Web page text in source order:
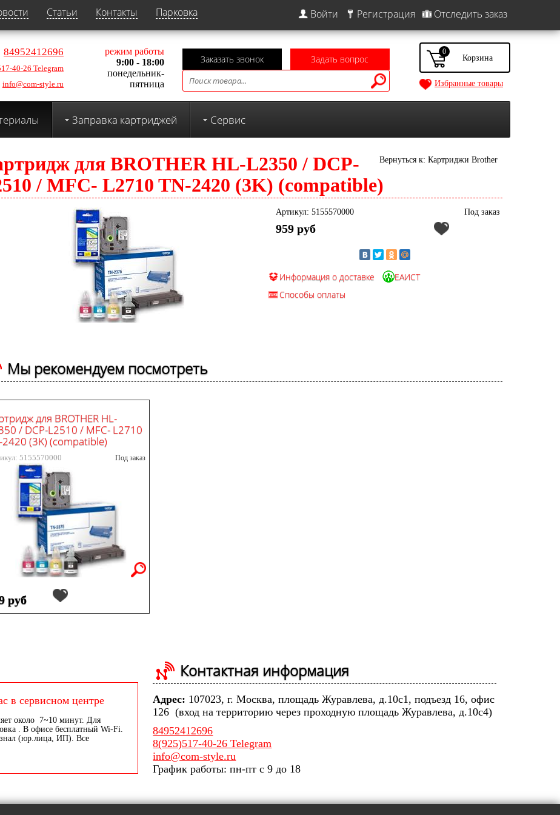
Статьи Контакты Парковка Войти Регистрация Отследить заказ
84952412696
40-26 Telegram
info@com-style.ru
режим работы
9:00 - 18:00
понедельник-
пятница
Заказать звонок Задать вопрос
0
Избранные товары
Заправка картриджей Сервис
Вернуться к: Картриджи Brother
для BROTHER HL-L2350 / DCP-
/ MFC- L2710 TN-2420 (3K) (compatible)
Артикул: 5155570000 Под заказ
959 руб
Информация о доставке
ЕАИСТ
Способы оплаты
Мы рекомендуем посмотреть
для BROTHER HL-
/ DCP-L2510 / MFC- L2710
2420 (3K) (compatible)
5155570000 Под заказ
руб
в сервисном центре
около 7~10 минут. Для
. В офисе бесплатный Wi-Fi.
(юр.лица, ИП). Все
Контактная информация
Адрес: 107023, г. Москва, площадь Журавлева, д.10с1, подъезд 16, офис
126 (вход на территорию через проходную площадь Журавлева, д.10с4)
84952412696
8(925)517-40-26 Telegram
info@com-style.ru
График работы: пн-пт с 9 до 18